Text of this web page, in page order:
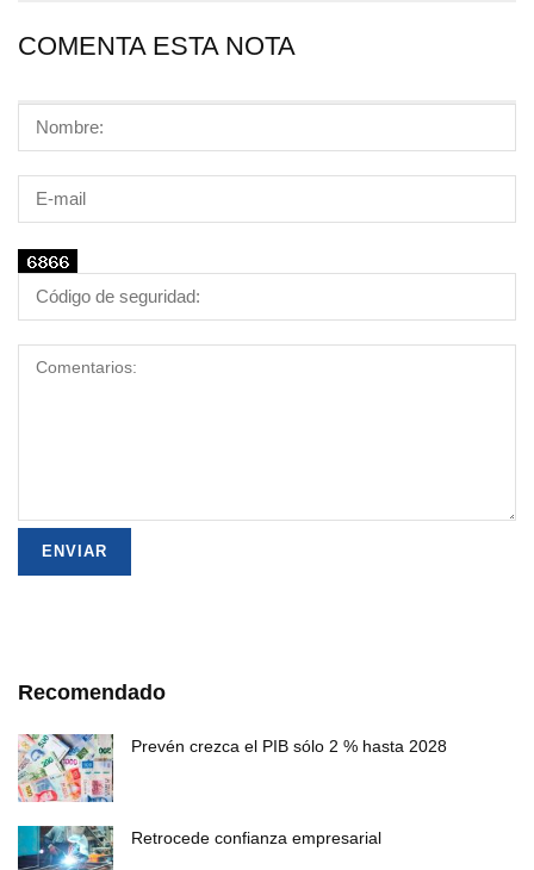
COMENTA ESTA NOTA
Recomendado
Prevén crezca el PIB sólo 2 % hasta 2028
Retrocede confianza empresarial